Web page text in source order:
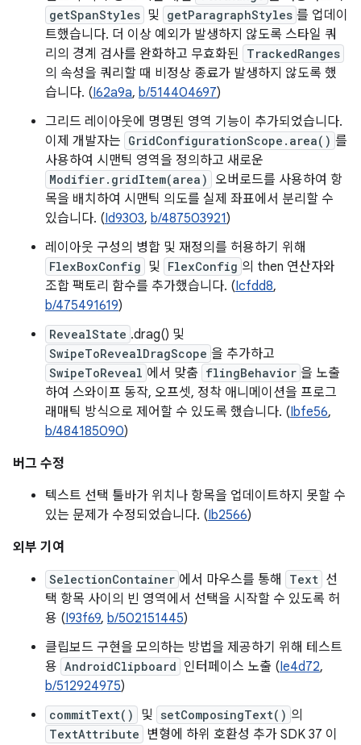
getSpanStyles 및 getParagraphStyles 를 업데이
트했습니다. 더 이상 예외가 발생하지 않도록 스타일 쿼
리의 경계 검사를 완화하고 무효화된 TrackedRanges
의 속성을 쿼리할 때 비정상 종료가 발생하지 않도록 했
습니다. (I62a9a, b/514404697)
그리드 레이아웃에 명명된 영역 기능이 추가되었습니다.
이제 개발자는 GridConfigurationScope.area() 를
사용하여 시맨틱 영역을 정의하고 새로운
Modifier.gridItem(area)
오버로드를 사용하여 항
목을 배치하여 시맨틱 의도를 실제 좌표에서 분리할 수
있습니다. (Id9303, b/487503921)
레이아웃 구성의 병합 및 재정의를 허용하기 위해
FlexBoxConfig 및 FlexConfig 의 then 연산자와
조합 팩토리 함수를 추가했습니다. (Icfdd8,
b/475491619)
RevealState .drag() 및
SwipeToRevealDragScope 을 추가하고
SwipeToReveal 에서 맞춤 flingBehavior 을 노출
하여 스와이프 동작, 오프셋, 정착 애니메이션을 프로그
래매틱 방식으로 제어할 수 있도록 했습니다. (Ibfe56,
b/484185090)
버그 수정
텍스트 선택 툴바가 위치나 항목을 업데이트하지 못할 수
있는 문제가 수정되었습니다. (Ib2566)
외부 기여
SelectionContainer 에서 마우스를 통해 Text 선
택 항목 사이의 빈 영역에서 선택을 시작할 수 있도록 허
용 (I93f69, b/502151445)
클립보드 구현을 모의하는 방법을 제공하기 위해 테스트
용 AndroidClipboard 인터페이스 노출 (Ie4d72,
b/512924975)
commitText() 및 setComposingText() 의
TextAttribute 변형에 하위 호환성 추가 SDK 37 이